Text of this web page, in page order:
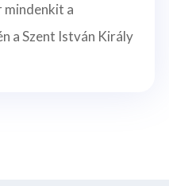
mindenkit a
a Szent István Király